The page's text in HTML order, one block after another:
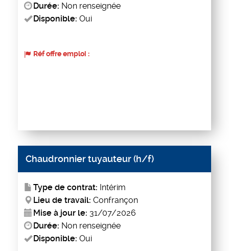
Durée: Non renseignée
Disponible: Oui
Réf offre emploi :
Chaudronnier tuyauteur (h/f)
Type de contrat: Intérim
Lieu de travail: Confrançon
Mise à jour le: 31/07/2026
Durée: Non renseignée
Disponible: Oui